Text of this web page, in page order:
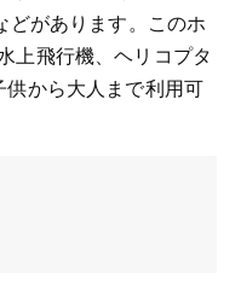
どがあります。このホ
上飛行機、ヘリコプタ
から大人まで利用可